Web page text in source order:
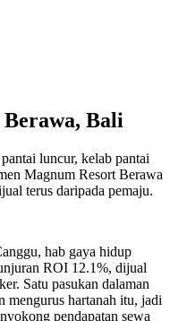
Bali
luncur, kelab pantai
Magnum Resort Berawa
terus daripada pemaju.
hab gaya hidup
ROI 12.1%, dijual
Satu pasukan dalaman
mengurus hartanah itu, jadi
pendapatan sewa